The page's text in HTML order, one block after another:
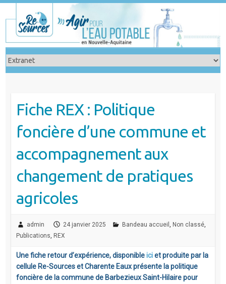
to
content
Fiche REX : Politique
foncière d’une commune et
accompagnement aux
changement de pratiques
agricoles
admin 24 janvier 2025 Bandeau accueil , Non classé,
Publications, REX
Une fiche retour d’expérience, disponibleiciet produite par la
cellule Re-Sources et Charente Eaux présente la politique
foncière de la commune de Barbezieux Saint-Hilaire pour